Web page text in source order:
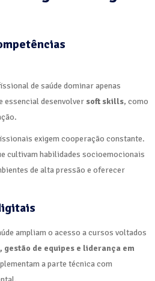
de saúde dominar apenas
essencial desenvolver soft skills, como
exigem cooperação constante.
cultivam habilidades socioemocionais
de alta pressão e oferecer
ampliam o acesso a cursos voltados
de equipes e liderança em
a parte técnica com